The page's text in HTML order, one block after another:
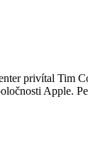
privítal Tim
Apple.